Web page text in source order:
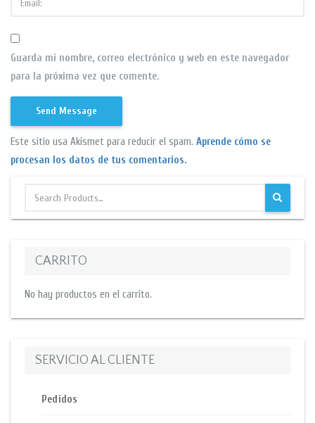
Guarda mi nombre, correo electrónico y web en este navegador
para la próxima vez que comente.
Este sitio usa Akismet para reducir el spam. Aprende cómo se
procesan los datos de tus comentarios.
CARRITO
No hay productos en el carrito.
SERVICIO AL CLIENTE
Pedidos